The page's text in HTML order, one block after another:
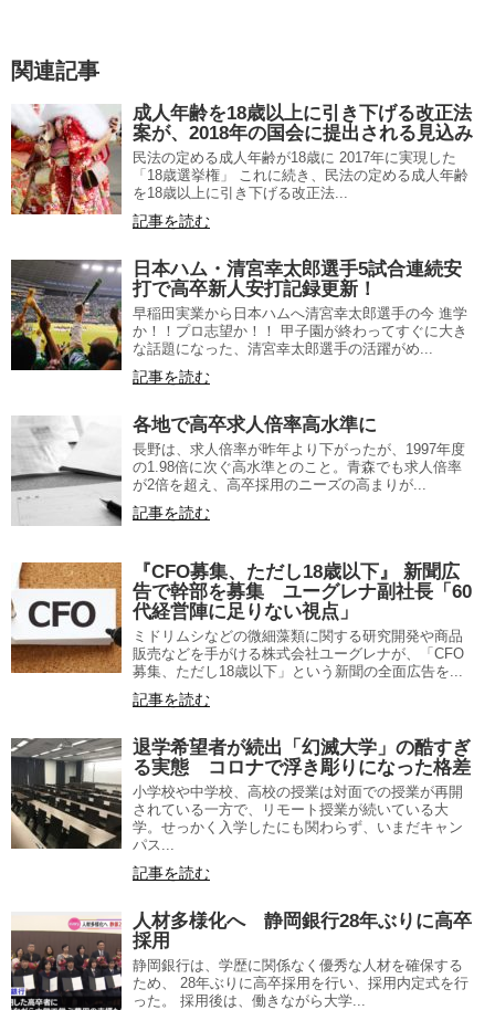
関連記事
成人年齢を18歳以上に引き下げる改正法
案が、2018年の国会に提出される見込み
民法の定める成人年齢が18歳に 2017年に実現した
「18歳選挙権」 これに続き、民法の定める成人年齢
を18歳以上に引き下げる改正法...
記事を読む
日本ハム・清宮幸太郎選手5試合連続安
打で高卒新人安打記録更新！
早稲田実業から日本ハムへ清宮幸太郎選手の今 進学
か！！プロ志望か！！ 甲子園が終わってすぐに大き
な話題になった、清宮幸太郎選手の活躍がめ...
記事を読む
各地で高卒求人倍率高水準に
長野は、求人倍率が昨年より下がったが、1997年度
の1.98倍に次ぐ高水準とのこと。青森でも求人倍率
が2倍を超え、高卒採用のニーズの高まりが...
記事を読む
『CFO募集、ただし18歳以下』 新聞広
告で幹部を募集 ユーグレナ副社長「60
代経営陣に足りない視点」
ミドリムシなどの微細藻類に関する研究開発や商品
販売などを手がける株式会社ユーグレナが、「CFO
募集、ただし18歳以下」という新聞の全面広告を...
記事を読む
退学希望者が続出「幻滅大学」の酷すぎ
る実態 コロナで浮き彫りになった格差
小学校や中学校、高校の授業は対面での授業が再開
されている一方で、リモート授業が続いている大
学。せっかく入学したにも関わらず、いまだキャン
パス...
記事を読む
人材多様化へ 静岡銀行28年ぶりに高卒
採用
静岡銀行は、学歴に関係なく優秀な人材を確保する
ため、 28年ぶりに高卒採用を行い、採用内定式を行
った。 採用後は、働きながら大学...